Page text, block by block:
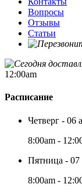
Вопросы
Отзывы
Статьи
12:00am
Расписание
Четверг - 06
8:00am -
Пятница - 07
8:00am -